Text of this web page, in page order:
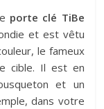
porte clé TiBe
et est vêtu
le fameux
cible. Il est en
et un
dans votre